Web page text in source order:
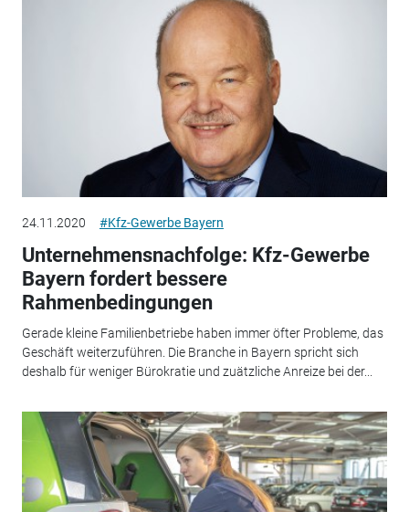
24.11.2020 #Kfz-Gewerbe Bayern
Unternehmensnachfolge: Kfz-Gewerbe
Bayern fordert bessere
Rahmenbedingungen
Gerade kleine Familienbetriebe haben immer öfter Probleme, das
Geschäft weiterzuführen. Die Branche in Bayern spricht sich
deshalb für weniger Bürokratie und zuätzliche Anreize bei der...